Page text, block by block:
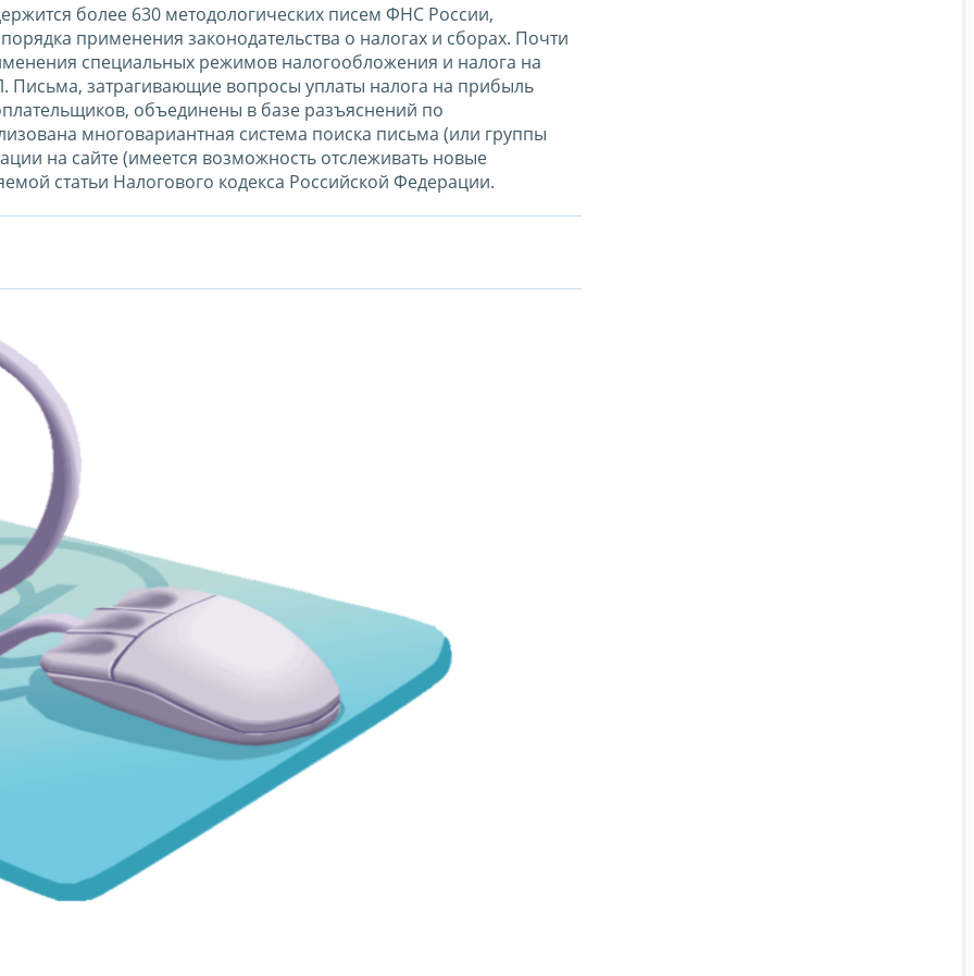
более 630 методологических писем ФНС России,
применения законодательства о налогах и сборах. Почти
специальных режимов налогообложения и налога на
затрагивающие вопросы уплаты налога на прибыль
объединены в базе разъяснений по
многовариантная система поиска письма (или группы
на сайте (имеется возможность отслеживать новые
статьи Налогового кодекса Российской Федерации.